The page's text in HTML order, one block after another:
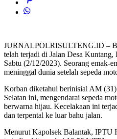
JURNALPOLRISULTENG.ID –
telah terjadi di Jalan Desa
Sabtu (2/12/2023). Seorang emak-
meninggal dunia setelah sepeda
Korban diketahui berinisial AM
Selatan ini, mengendarai sepeda
berwarna hijau. Kecelakaan ini
dan terpental ke luar bahu jalan.
Menurut Kapolsek Balantak, IPTU